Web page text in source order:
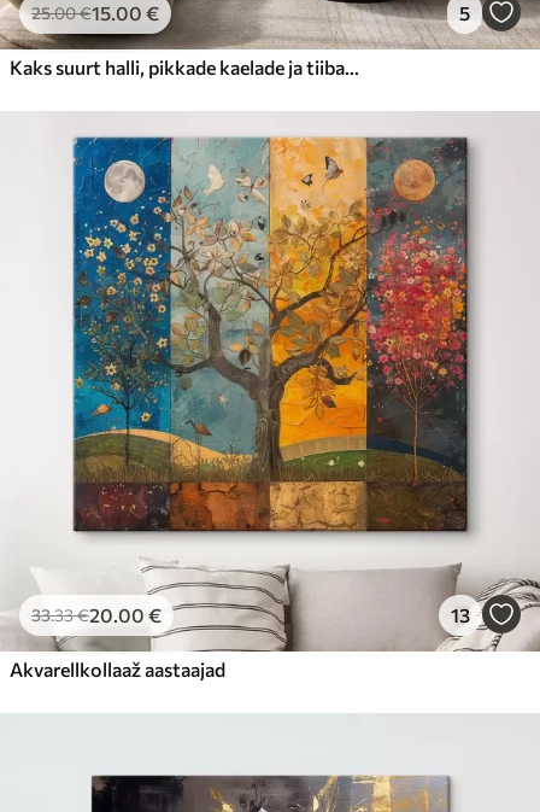
25.00€15.00 € 5
Kaks suurt halli, pikkade kaelade ja tiibadega kraanat, mis seisavad puudest ümbritsetud udujärves
33.33€20.00 € 13
Akvarellkollaaž aastaajad